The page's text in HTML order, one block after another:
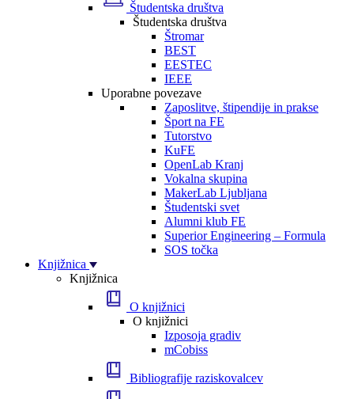
Študentska društva
Študentska društva
Štromar
BEST
EESTEC
IEEE
Uporabne povezave
Zaposlitve, štipendije in prakse
Šport na FE
Tutorstvo
KuFE
OpenLab Kranj
Vokalna skupina
MakerLab Ljubljana
Študentski svet
Alumni klub FE
Superior Engineering – Formula
SOS točka
Knjižnica
Knjižnica
O knjižnici
O knjižnici
Izposoja gradiv
mCobiss
Bibliografije raziskovalcev